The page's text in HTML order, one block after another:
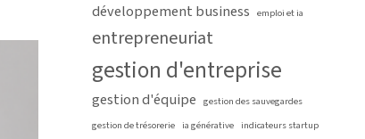
développement business emploi et ia
entrepreneuriat
gestion d'entreprise
gestion d'équipe gestion des sauvegardes
gestion de trésorerie ia générative indicateurs startup